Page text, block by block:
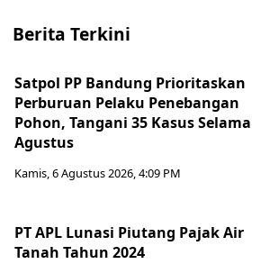
Berita Terkini
Satpol PP Bandung Prioritaskan
Perburuan Pelaku Penebangan
Pohon, Tangani 35 Kasus Selama
Agustus
Kamis, 6 Agustus 2026, 4:09 PM
PT APL Lunasi Piutang Pajak Air
Tanah Tahun 2024